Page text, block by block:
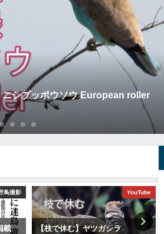
ニシブッポウソウ European roller
鳥撮影
載
YouTube
【枝で休む】ヤツガシラ